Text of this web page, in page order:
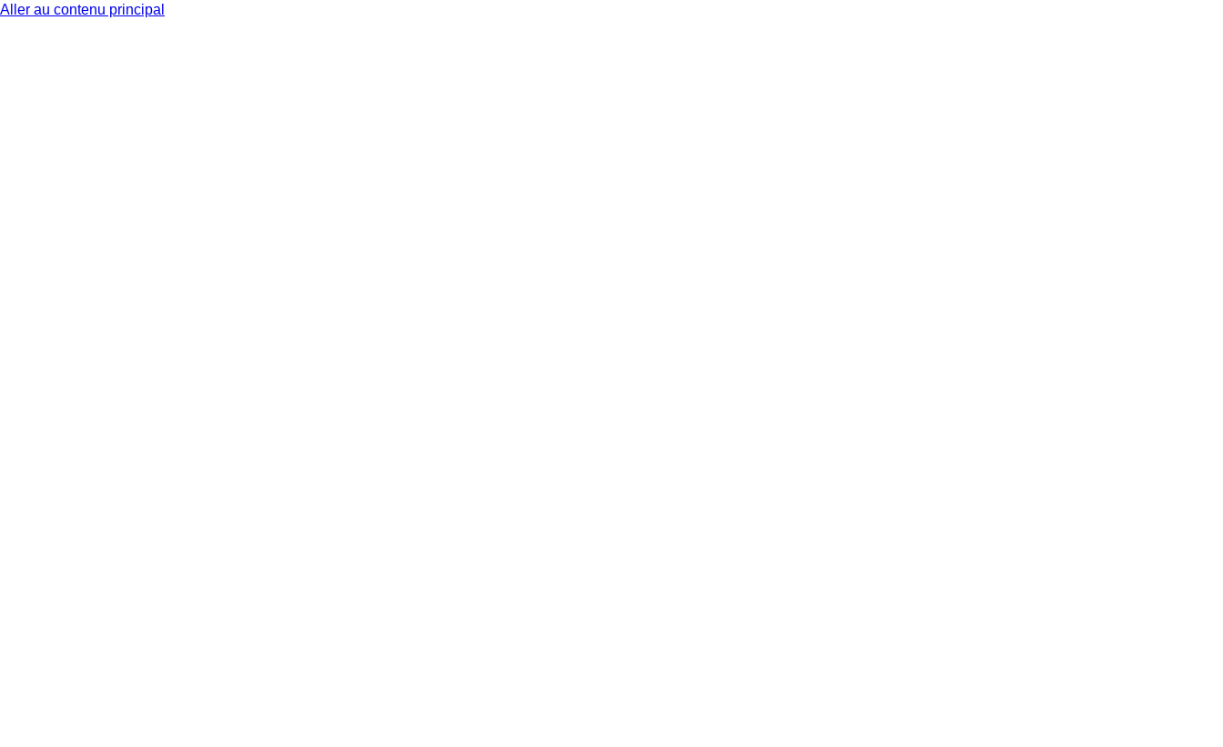
Aller au contenu principal